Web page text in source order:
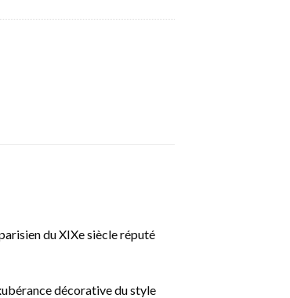
du XIXe siècle réputé
décorative du style